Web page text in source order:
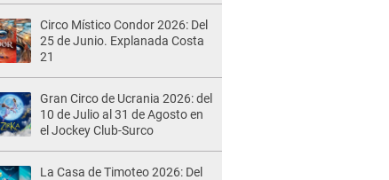
Circo Místico Condor 2026: Del
25 de Junio. Explanada Costa
21
Gran Circo de Ucrania 2026: del
10 de Julio al 31 de Agosto en
el Jockey Club-Surco
La Casa de Timoteo 2026: Del